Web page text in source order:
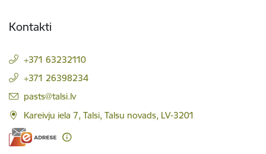
Kontakti
+371 63232110
+371 26398234
E-pasts:
pasts@talsi.lv
Kareivju iela 7, Talsi, Talsu novads, LV-3201